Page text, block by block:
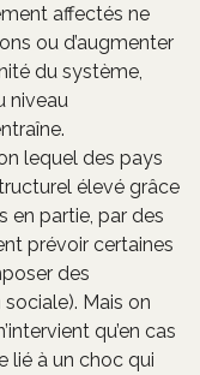
affectés ne
ou d’augmenter
du système,
niveau
lequel des pays
élevé grâce
en partie, par des
prévoir certaines
des
Mais on
qu’en cas
lié à un choc qui